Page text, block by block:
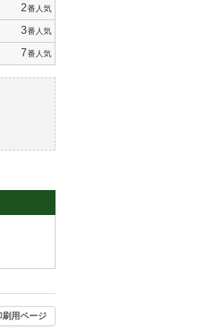
2番人気
3番人気
7番人気
刷用ページ